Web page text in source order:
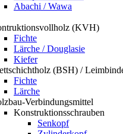
Abachi / Wawa
(KVH)
Fichte
Lärche / Douglasie
Kiefer
(BSH) /
Fichte
Lärche
Verbindungsmittel
Konstruktionsschrauben
Senkopf